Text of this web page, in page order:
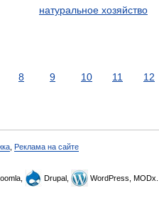
натуральное хозяйство
8 9 10 11 12
Реклама на сайте
Drupal, WordPress, MODx.